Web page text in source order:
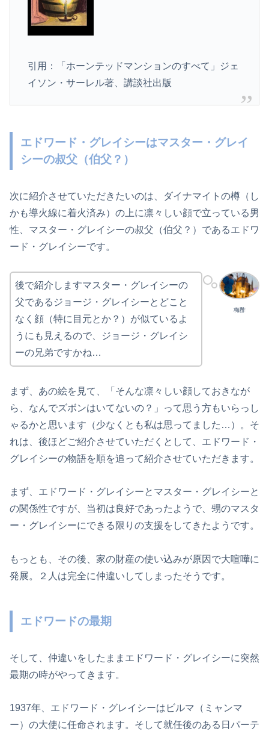
引用：「ホーンテッドマンションのすべて」ジェ
イソン・サーレル著、講談社出版
エドワード・グレイシーはマスター・グレイ
シーの叔父（伯父？）
次に紹介させていただきたいのは、ダイナマイトの樽（し
かも導火線に着火済み）の上に凛々しい顔で立っている男
性、マスター・グレイシーの叔父（伯父？）であるエドワ
ード・グレイシーです。
梅酢
後で紹介しますマスター・グレイシーの
父であるジョージ・グレイシーとどこと
なく顔（特に目元とか？）が似ているよ
うにも見えるので、ジョージ・グレイシ
ーの兄弟ですかね…
まず、あの絵を見て、「そんな凛々しい顔しておきなが
ら、なんでズボンはいてないの？」って思う方もいらっし
ゃるかと思います（少なくとも私は思ってました…）。そ
れは、後ほどご紹介させていただくとして、エドワード・
グレイシーの物語を順を追って紹介させていただきます。
まず、エドワード・グレイシーとマスター・グレイシーと
の関係性ですが、当初は良好であったようで、甥のマスタ
ー・グレイシーにできる限りの支援をしてきたようです。
もっとも、その後、家の財産の使い込みが原因で大喧嘩に
発展。２人は完全に仲違いしてしまったそうです。
エドワードの最期
そして、仲違いをしたままエドワード・グレイシーに突然
最期の時がやってきます。
1937年、エドワード・グレイシーはビルマ（ミャンマ
ー）の大使に任命されます。そして就任後のある日パーテ